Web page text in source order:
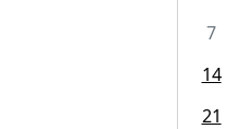
7
14
21